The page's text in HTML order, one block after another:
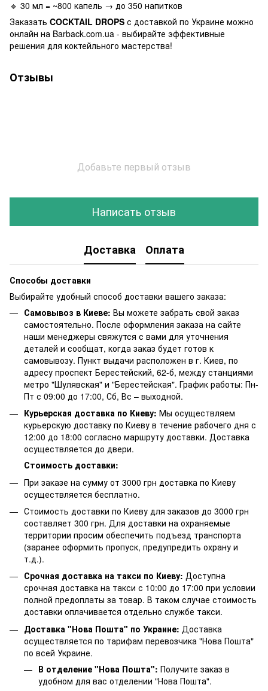
🔹 30 мл = ~800 капель → до 350 напитков
Заказать COCKTAIL DROPS с доставкой по Украине можно
онлайн на Barback.com.ua - выбирайте эффективные
решения для коктейльного мастерства!
Отзывы
Добавьте первый отзыв
Написать отзыв
Доставка Оплата
Способы доставки
Выбирайте удобный способ доставки вашего заказа:
Самовывоз в Киеве: Вы можете забрать свой заказ
самостоятельно. После оформления заказа на сайте
наши менеджеры свяжутся с вами для уточнения
деталей и сообщат, когда заказ будет готов к
самовывозу. Пункт выдачи расположен в г. Киев, по
адресу проспект Берестейский, 62-б, между станциями
метро "Шулявская" и "Берестейская". График работы: Пн-
Пт с 09:00 до 17:00, Сб, Вс – выходной.
Курьерская доставка по Киеву: Мы осуществляем
курьерскую доставку по Киеву в течение рабочего дня с
12:00 до 18:00 согласно маршруту доставки. Доставка
осуществляется до двери.
Стоимость доставки:
При заказе на сумму от 3000 грн доставка по Киеву
осуществляется бесплатно.
Стоимость доставки по Киеву для заказов до 3000 грн
составляет 300 грн. Для доставки на охраняемые
территории просим обеспечить подъезд транспорта
(заранее оформить пропуск, предупредить охрану и
т.д.).
Срочная доставка на такси по Киеву: Доступна
срочная доставка на такси с 10:00 до 17:00 при условии
полной предоплаты за товар. В таком случае стоимость
доставки оплачивается отдельно службе такси.
Доставка "Нова Пошта" по Украине: Доставка
осуществляется по тарифам перевозчика "Нова Пошта"
по всей Украине.
В отделение "Нова Пошта": Получите заказ в
удобном для вас отделении "Нова Пошта".